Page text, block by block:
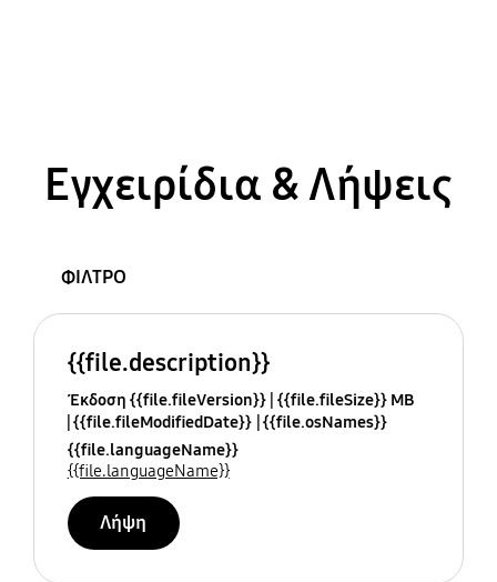
Εγχειρίδια & Λήψεις
ΦΙΛΤΡΟ
{{file.description}}
Έκδοση {{file.fileVersion}} {{file.fileSize}} MB
{{file.fileModifiedDate}} {{file.osNames}}
{{file.languageName}}
{{file.languageName}}
Λήψη